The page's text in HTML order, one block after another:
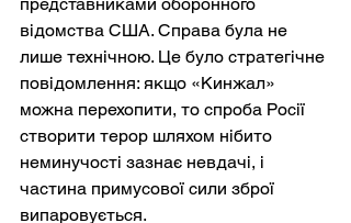
відомства США. Справа була не
лише технічною. Це було стратегічне
повідомлення: якщо «Кинжал»
можна перехопити, то спроба Росії
створити терор шляхом нібито
неминучості зазнає невдачі, і
частина примусової сили зброї
випаровується.